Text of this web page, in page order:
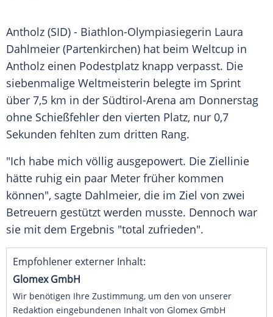
Antholz (SID) - Biathlon-Olympiasiegerin Laura
Dahlmeier (Partenkirchen) hat beim Weltcup in
Antholz einen Podestplatz knapp verpasst. Die
siebenmalige Weltmeisterin belegte im Sprint
über 7,5 km in der Südtirol-Arena am Donnerstag
ohne Schießfehler den vierten Platz, nur 0,7
Sekunden fehlten zum dritten Rang.
"Ich habe mich völlig ausgepowert. Die Ziellinie
hätte ruhig ein paar Meter früher kommen
können", sagte Dahlmeier, die im Ziel von zwei
Betreuern gestützt werden musste. Dennoch war
sie mit dem Ergebnis "total zufrieden".
Empfohlener externer Inhalt:
Glomex GmbH
Wir benötigen Ihre Zustimmung, um den von unserer
Redaktion eingebundenen Inhalt von Glomex GmbH